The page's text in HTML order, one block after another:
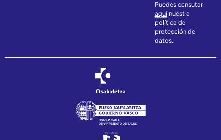
Puedes consutar
aquínuestra
política de
protección de
datos.